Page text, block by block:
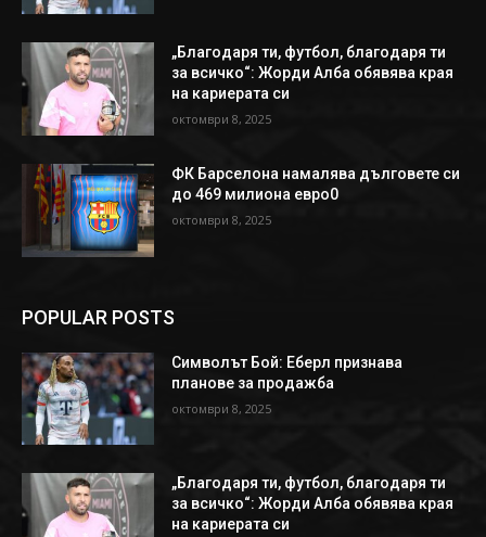
„Благодаря ти, футбол, благодаря ти
за всичко“: Жорди Алба обявява края
на кариерата си
октомври 8, 2025
ФК Барселона намалява дълговете си
до 469 милиона евро0
октомври 8, 2025
POPULAR POSTS
Символът Бой: Еберл признава
планове за продажба
октомври 8, 2025
„Благодаря ти, футбол, благодаря ти
за всичко“: Жорди Алба обявява края
на кариерата си